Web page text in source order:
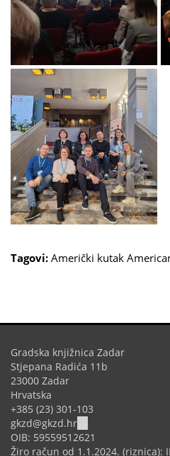
Tagovi: Američki kutak
Gradska knjižnica Zadar
Stjepana Radića 11b
23000 Zadar
Hrvatska
+385 (23) 301-103
gkzd@gkzd.hr
sends
e-
OIB: 59559512621
Žiro račun od 1.1.2024. (riznica):